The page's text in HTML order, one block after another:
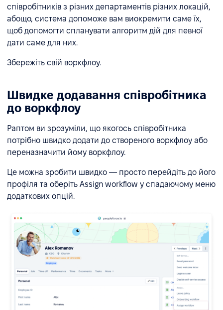
співробітників з різних департаментів різних локацій,
абощо, система допоможе вам виокремити саме їх,
щоб допомогти спланувати алгоритм дій для певної
дати саме для них.
Збережіть свій воркфлоу.
Швидке додавання співробітника
до воркфлоу
Раптом ви зрозуміли, що якогось співробітника
потрібно швидко додати до створеного воркфлоу або
переназначити йому воркфлоу.
Це можна зробити швидко — просто перейдіть до його
профіля та оберіть Assign workflow у спадаючому меню
додаткових опцій.